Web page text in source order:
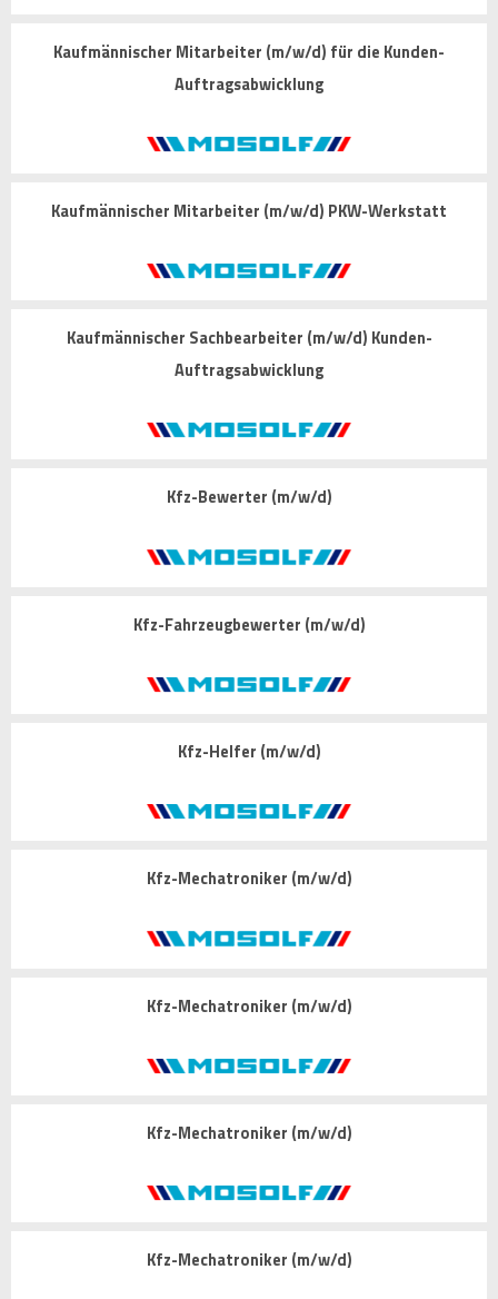
Kaufmännischer Mitarbeiter (m/w/d) für die Kunden-
Auftragsabwicklung
Kaufmännischer Mitarbeiter (m/w/d) PKW-Werkstatt
Kaufmännischer Sachbearbeiter (m/w/d) Kunden-
Auftragsabwicklung
Kfz-Bewerter (m/w/d)
Kfz-Fahrzeugbewerter (m/w/d)
Kfz-Helfer (m/w/d)
Kfz-Mechatroniker (m/w/d)
Kfz-Mechatroniker (m/w/d)
Kfz-Mechatroniker (m/w/d)
Kfz-Mechatroniker (m/w/d)